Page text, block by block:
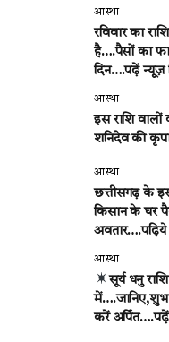
आस्था
रविवार का
है….पैसों का
दिन….पढ़ें न्यूज़
आस्था
इस राशि
शनिदेव की
आस्था
छत्तीसगढ़ के
किसान के घर
अवतार….पढ़िये
आस्था
सूर्य धनु
करें अर्पित….पढ़ें